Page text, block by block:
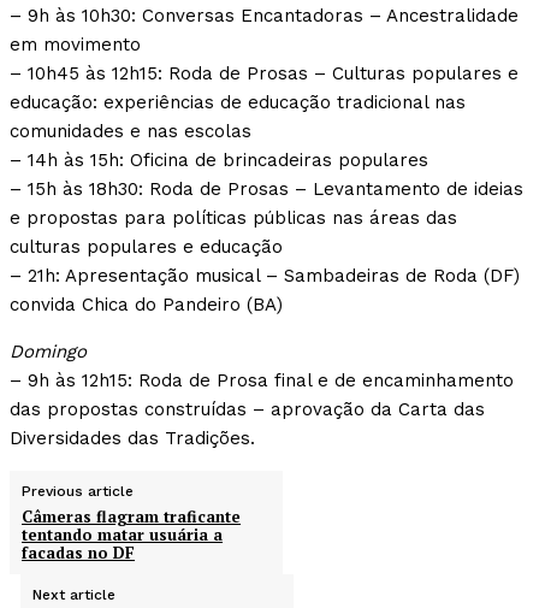
– 9h às 10h30: Conversas Encantadoras – Ancestralidade
em movimento
– 10h45 às 12h15: Roda de Prosas – Culturas populares e
educação: experiências de educação tradicional nas
comunidades e nas escolas
– 14h às 15h: Oficina de brincadeiras populares
– 15h às 18h30: Roda de Prosas – Levantamento de ideias
e propostas para políticas públicas nas áreas das
culturas populares e educação
– 21h: Apresentação musical – Sambadeiras de Roda (DF)
convida Chica do Pandeiro (BA)
Domingo
– 9h às 12h15: Roda de Prosa final e de encaminhamento
das propostas construídas – aprovação da Carta das
Diversidades das Tradições.
Previous article
Câmeras flagram traficante
tentando matar usuária a
facadas no DF
Next article